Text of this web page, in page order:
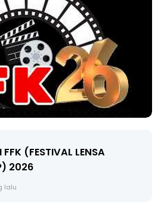
(FESTIVAL LENSA
2026
lalu